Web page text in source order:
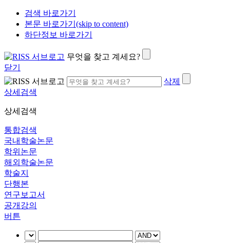
검색 바로가기
본문 바로가기(skip to content)
하단정보 바로가기
무엇을 찾고 계세요?
닫기
삭제
상세검색
상세검색
통합검색
국내학술논문
학위논문
해외학술논문
학술지
단행본
연구보고서
공개강의
버튼